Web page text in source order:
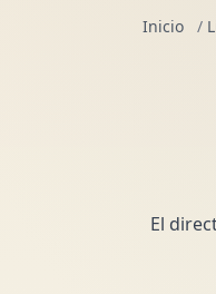
Inicio /
El